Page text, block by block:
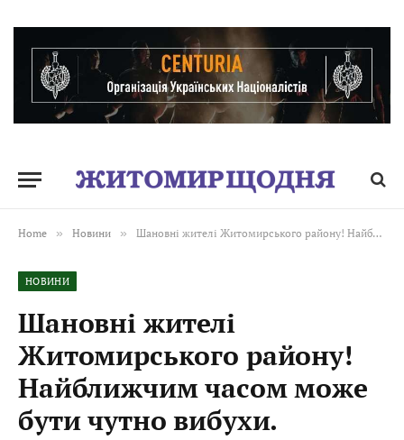
Home » Новини » Шановні жителі Житомирського району! Найближчим часом може бути чутно вибухи.
НОВИНИ
Шановні жителі
Житомирського району!
Найближчим часом може
бути чутно вибухи.